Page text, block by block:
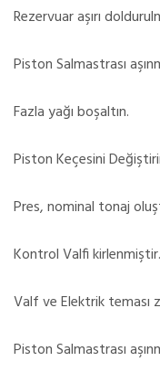
Rezervuar aşırı
Piston Salmastrası
Fazla yağı boşaltın.
Piston Keçesini
Pres, nominal tonaj
Kontrol Valfi kirlenmiştir.
Valf ve Elektrik teması
Piston Salmastrası